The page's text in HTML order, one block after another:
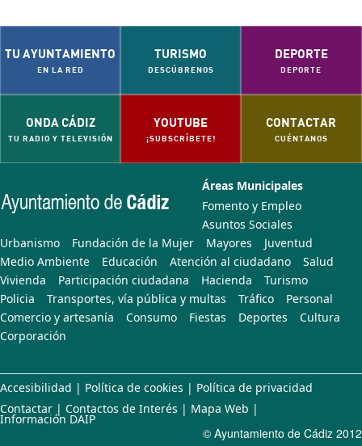
TU AYUNTAMIENTO
EN LA RED
TURISMO
DESCÚBRENOS
DEPORTE
DEPORTE
ONDA CÁDIZ
TU RADIO Y TELEVISIÓN
YOUTUBE
¡SUBSCRÍBETE!
CONTACTAR
CUÉNTANOS
Áreas Municipales
Fomento y Empleo
Asuntos Sociales
Urbanismo
Fundación de la Mujer Mayores
Juventud
Medio Ambiente
Educación Atención al ciudadano
Salud
Vivienda
Participación ciudadana Hacienda
Turismo
Policia
Transportes, vía pública y multas Tráfico
Personal
Comercio y artesanía
Consumo Fiestas Deportes
Cultura
Corporación
Accesibilidad | Política de cookies | Política de privacidad
Contactar | Contactos de Interés | Mapa Web |
Información DAIP
© Ayuntamiento de Cádiz 2012